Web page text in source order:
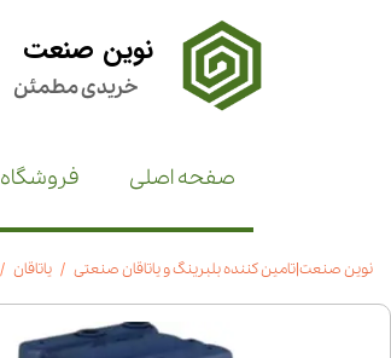
نوین صنعت
خریدی مطمئن
صفحه اصلی فروشگاه
نوین صنعت|تامین کننده بلبرینگ و یاتاقان صنعتی یاتاقان